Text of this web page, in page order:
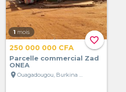
favorite_border
1 mois
250 000 000 CFA
Parcelle commercial Zad
ONEA
location_on